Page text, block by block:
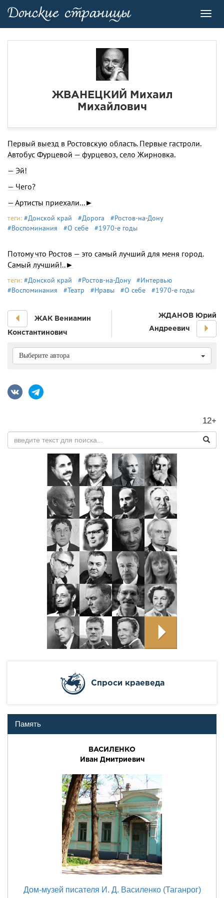
ЖВАНЕЦКИЙ Михаил
Михайлович
Первый выезд в Ростовскую область. Первые гаст­роли.
Автобус Фурцевой — фурцевоз, село Жирновка.
— Эй!
— Чего?
— Артисты приехали...►
теги: #Донской край #Дорога
#Ростов-на-Дону
#Воспоминания
#О себе #1970-е годы
Потому что Ростов — это самый лучший для меня город.
Самый лучший!..►
теги: #Донской край #Ростов-на-Дону
#Интервью
#Воспоминания
#Театр #Нравы #О себе #1970-е годы
ЖАК Вениамин
Константинович
ЖДАНОВ Юрий
Андреевич
Выберите автора
12+
Cпроси краеведа
Память
ВАСИЛЕНКО
Иван Дмитриевич
Дом-музей писателя И. Д. Василенко (Таганрог)